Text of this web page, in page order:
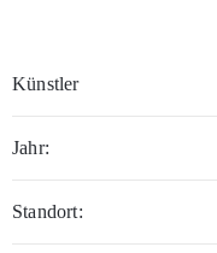
Künstler
Jahr:
Standort: